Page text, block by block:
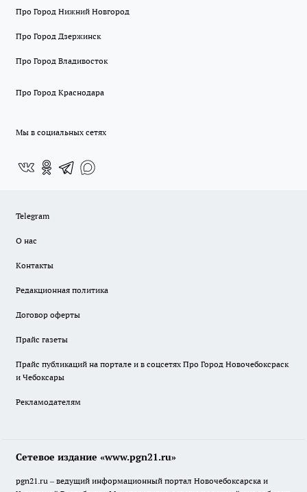
Про Город Нижний Новгород
Про Город Дзержинск
Про Город Владивосток
Про Город Краснодара
Мы в социальных сетях
Telegram
О нас
Контакты
Редакционная политика
Договор оферты
Прайс газеты
Прайс публикаций на портале и в соцсетях Про Город Новочебоксраск
и Чебоксары
Рекламодателям
Сетевое издание «www.pgn21.ru»
pgn21.ru – ведущий информационный портал Новочебоксарска и